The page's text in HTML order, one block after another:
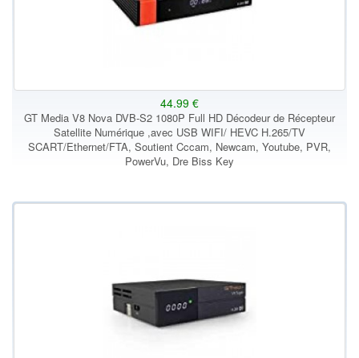
44.99 €
GT Media V8 Nova DVB-S2 1080P Full HD Décodeur de Récepteur
Satellite Numérique ,avec USB WIFI/ HEVC H.265/TV
SCART/Ethernet/FTA, Soutient Cccam, Newcam, Youtube, PVR,
PowerVu, Dre Biss Key